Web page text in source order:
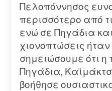
Πελοπόννησος
περισσότερο από
ενώ σε Πηγάδια
χιονοπτώσεις
σημειώσουμε ότι η
Πηγάδια,
βοήθησε